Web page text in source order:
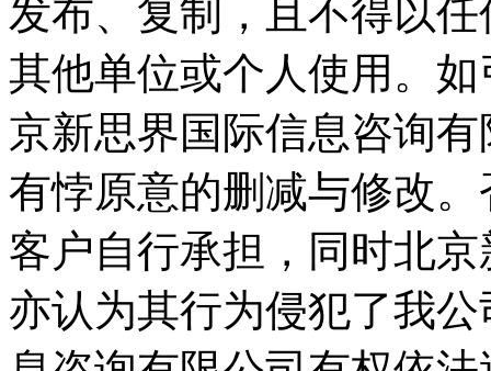
发布、复制，且不得以
其他单位或个人使用。
京新思界国际信息咨询
有悖原意的删减与修改
客户自行承担，同时北
亦认为其行为侵犯了我